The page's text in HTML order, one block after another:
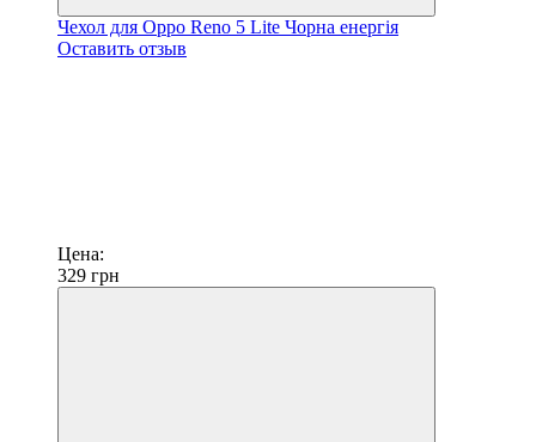
Чехол для Oppo Reno 5 Lite Чорна енергія
Оставить отзыв
Цена:
329 грн